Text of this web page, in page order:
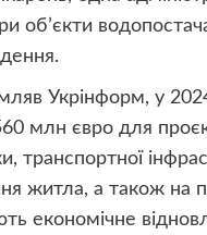
обʼєкти
Укрінформ, у
млн євро для
транспортної
житла, а також на
економічне